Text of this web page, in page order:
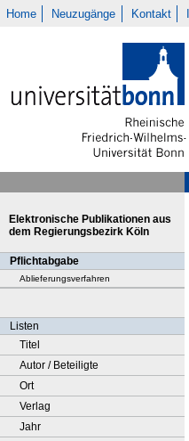
Home Neuzugänge Kontakt
Elektronische Publikationen aus
dem Regierungsbezirk Köln
Pflichtabgabe
Ablieferungsverfahren
Listen
Titel
Autor / Beteiligte
Ort
Verlag
Jahr